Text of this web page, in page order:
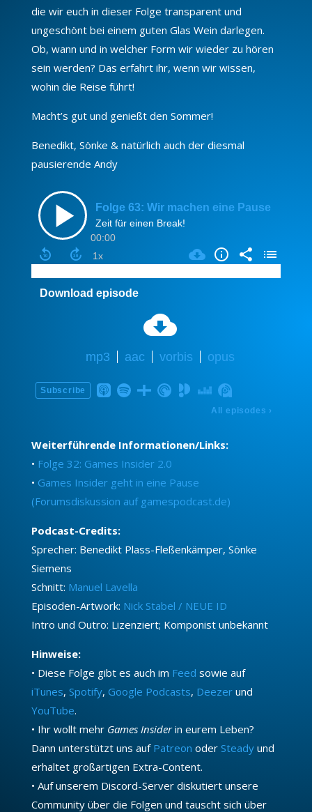
die wir euch in dieser Folge transparent und
ungeschönt bei einem guten Glas Wein darlegen.
Ob, wann und in welcher Form wir wieder zu hören
sein werden? Das erfahrt ihr, wenn wir wissen,
wohin die Reise führt!
Macht’s gut und genießt den Sommer!
Benedikt, Sönke & natürlich auch der diesmal
pausierende Andy
Weiterführende Informationen/Links:
• Folge 32: Games Insider 2.0
• Games Insider geht in eine Pause
(Forumsdiskussion auf gamespodcast.de)
Podcast-Credits:
Sprecher: Benedikt Plass-Fleßenkämper, Sönke
Siemens
Schnitt: Manuel Lavella
Episoden-Artwork: Nick Stabel / NEUE ID
Intro und Outro: Lizenziert; Komponist unbekannt
Hinweise:
• Diese Folge gibt es auch im Feed sowie auf
iTunes, Spotify, Google Podcasts, Deezerund
YouTube.
• Ihr wollt mehr Games Insiderin eurem Leben?
Dann unterstützt uns auf Patreon oder Steadyund
erhaltet großartigen Extra-Content.
• Auf unserem Discord-Server diskutiert unsere
Community über die Folgen und tauscht sich über